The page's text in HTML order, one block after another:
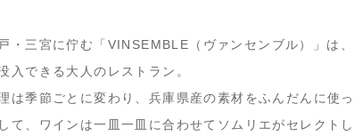
・三宮に佇む「VINSEMBLE（ヴァンセンブル）」は
入できる大人のレストラン。
は季節ごとに変わり、兵庫県産の素材をふんだんに使っ
て、ワインは一皿一皿に合わせてソムリエがセレクト